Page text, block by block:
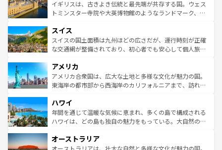
香り高いラベンダー畑など、多彩な楽しみ方が可能だ。さ
らに、パリ以外の地域にも魅力が溢れており、どの街角に
れる地方に足を運ぶとそれぞれで全く異なる文化を体験で
きるだろう。 なお、新着のフランス情報はコンテンツ一覧
を参照してほしい。
ルリンの文化的活気、バイエルン州のアルプスの絶景、そ
してライン川沿いのワイン畑といった風景は必見。ビール
は、お酒好きな人にはぜひ体験してほしい。 なお、新着の
ドイツ情報はコンテンツ一覧を参照してほしい。
イギリスは、古きよき伝統と最先端が共存する国。ウェス
トミンスター寺院や大英博物館のようなランドマーク、歴
リアごとに異なる魅力がある。また、優雅なアフタヌーン
ティー、ビール好きにはたまらない英国パブ、サッカー観
戦など、本場だからこそできる体験も豊富。イギリスを旅
ンツ一覧を参照してほしい。
スイス
スイスの国土面積は九州ほどの広さだが、運行時刻が正確
な交通網が整備されており、初心者でも安心して個人旅行
の建物がそのまま残る町や、スイスならではのユニークな
博物館もあり、アルプス観光だけでなく町歩きも満喫する
ことができる。国民の所得が高いため物価も高いが、旅行
ば市内交通費無料で観光を楽しむこともできる。 なお、新
着のスイス情報はコンテンツ一覧 を参照してほしい。
アメリカ
アメリカ合衆国は、広大な土地と多様な文化が魅力の国。
東海岸の都市部から西海岸のカリフォルニアまで、訪れる
のような巨大都市は、観光、ショッピング、エンターテイ
ンメントが詰まった刺激的なスポットだ。一方、アメリカ
西部には大自然が広がり、グランドキャニオンやイエロー
部のニューオーリンズでは、音楽と美食が融合した独特の
文化が魅力。旅行者はアメリカの各地域で異なる魅力を楽
ハワイ
年間を通じて温暖な気候に恵まれ、多くの島で構成される
ハワイは、どの島も独自の魅力をもっている。大自然の神
ワイ島は見逃せない。また、定番の観光地といえばオアフ
島だが、静かな自然を求めるならマウイ島やカウアイ島が
オーストラリア
オーストラリアは、壮大な自然と多様な文化が魅力の国。